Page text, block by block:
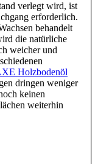
verlegt wird, ist
erforderlich.
behandelt
die natürliche
weicher und
Holzbodenöl
dringen weniger
keinen
weiterhin